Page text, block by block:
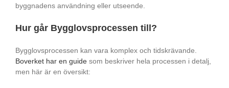
byggnadens användning eller utseende.
Hur går Bygglovsprocessen till?
Bygglovsprocessen kan vara komplex och tidskrävande.
Boverket har en guide som beskriver hela processen i detalj,
men här är en översikt: